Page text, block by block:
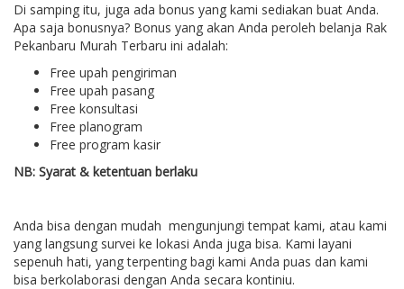
Di samping itu, juga ada bonus yang kami sediakan buat Anda.
Apa saja bonusnya? Bonus yang akan Anda peroleh belanja Rak
Pekanbaru Murah Terbaru ini adalah:
Free upah pengiriman
Free upah pasang
Free konsultasi
Free planogram
Free program kasir
NB: Syarat & ketentuan berlaku
Anda bisa dengan mudah mengunjungi tempat kami, atau kami
yang langsung survei ke lokasi Anda juga bisa. Kami layani
sepenuh hati, yang terpenting bagi kami Anda puas dan kami
bisa berkolaborasi dengan Anda secara kontiniu.